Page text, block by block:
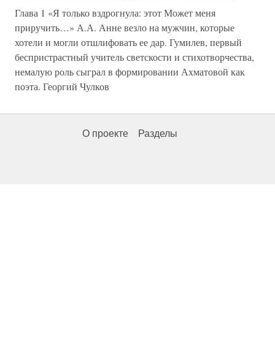
Глава 1 «Я только вздрогнула: этот Может меня
приручить…» А.А. Анне везло на мужчин, которые
хотели и могли отшлифовать ее дар. Гумилев, первый
беспристрастный учитель светскости и стихотворчества,
немалую роль сыграл в формировании Ахматовой как
поэта. Георгий Чулков
О проекте Разделы